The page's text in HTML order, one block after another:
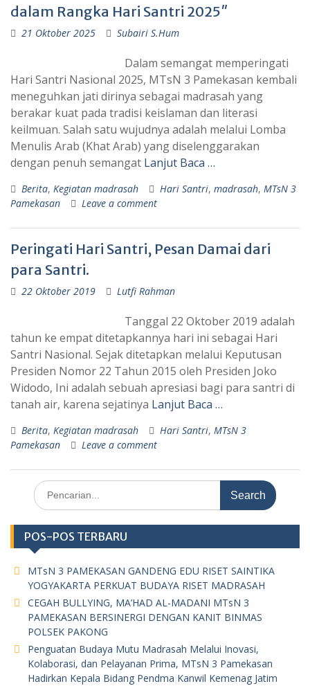
dalam Rangka Hari Santri 2025″
21 Oktober 2025 Subairi S.Hum
Dalam semangat memperingati
Hari Santri Nasional 2025, MTsN 3 Pamekasan kembali
meneguhkan jati dirinya sebagai madrasah yang
berakar kuat pada tradisi keislaman dan literasi
keilmuan. Salah satu wujudnya adalah melalui Lomba
Menulis Arab (Khat Arab) yang diselenggarakan
dengan penuh semangat Lanjut Baca …
Berita, Kegiatan madrasah Hari Santri, madrasah, MTsN 3
Pamekasan
Leave a comment
Peringati Hari Santri, Pesan Damai dari
para Santri.
22 Oktober 2019 Lutfi Rahman
Tanggal 22 Oktober 2019 adalah
tahun ke empat ditetapkannya hari ini sebagai Hari
Santri Nasional. Sejak ditetapkan melalui Keputusan
Presiden Nomor 22 Tahun 2015 oleh Presiden Joko
Widodo, Ini adalah sebuah apresiasi bagi para santri di
tanah air, karena sejatinya Lanjut Baca …
Berita, Kegiatan madrasah Hari Santri, MTsN 3
Pamekasan
Leave a comment
Search
for:
POS-POS TERBARU
MTsN 3 PAMEKASAN GANDENG EDU RISET SAINTIKA
YOGYAKARTA PERKUAT BUDAYA RISET MADRASAH
CEGAH BULLYING, MA’HAD AL-MADANI MTsN 3
PAMEKASAN BERSINERGI DENGAN KANIT BINMAS
POLSEK PAKONG
Penguatan Budaya Mutu Madrasah Melalui Inovasi,
Kolaborasi, dan Pelayanan Prima, MTsN 3 Pamekasan
Hadirkan Kepala Bidang Pendma Kanwil Kemenag Jatim